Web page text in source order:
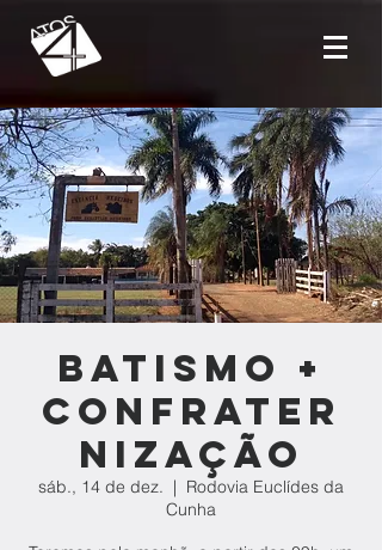
Batismo +
Confrater
nização
sáb., 14 de dez.
  |
Rodovia Euclídes da
Cunha